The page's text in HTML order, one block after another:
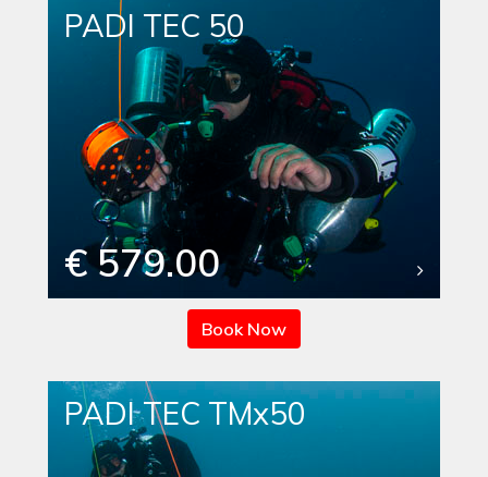
PADI TEC 50
€ 579.00
Book Now
PADI TEC TMx50